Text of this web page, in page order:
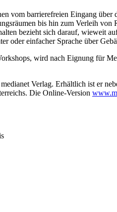
vom barrierefreien Eingang
bis hin zum Verleih von
bezieht sich darauf, wieweit
oder einfacher Sprache über
wird nach Eignung für
Verlag. Erhältlich ist er
Die Online-Version